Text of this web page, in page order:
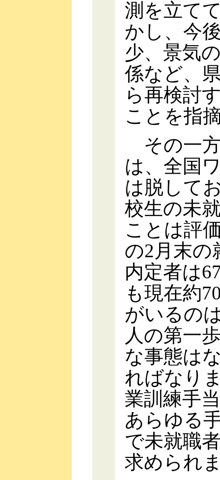
測を立て
かし、今
少、景気
係など、
ら再検討
ことを指
その一
は、全国
は脱して
校生の未
ことは評
の2月末の
内定者は
も現在約
がいるの
人の第一
な事態は
ればなり
業訓練手
あらゆる
で未就職
求められ